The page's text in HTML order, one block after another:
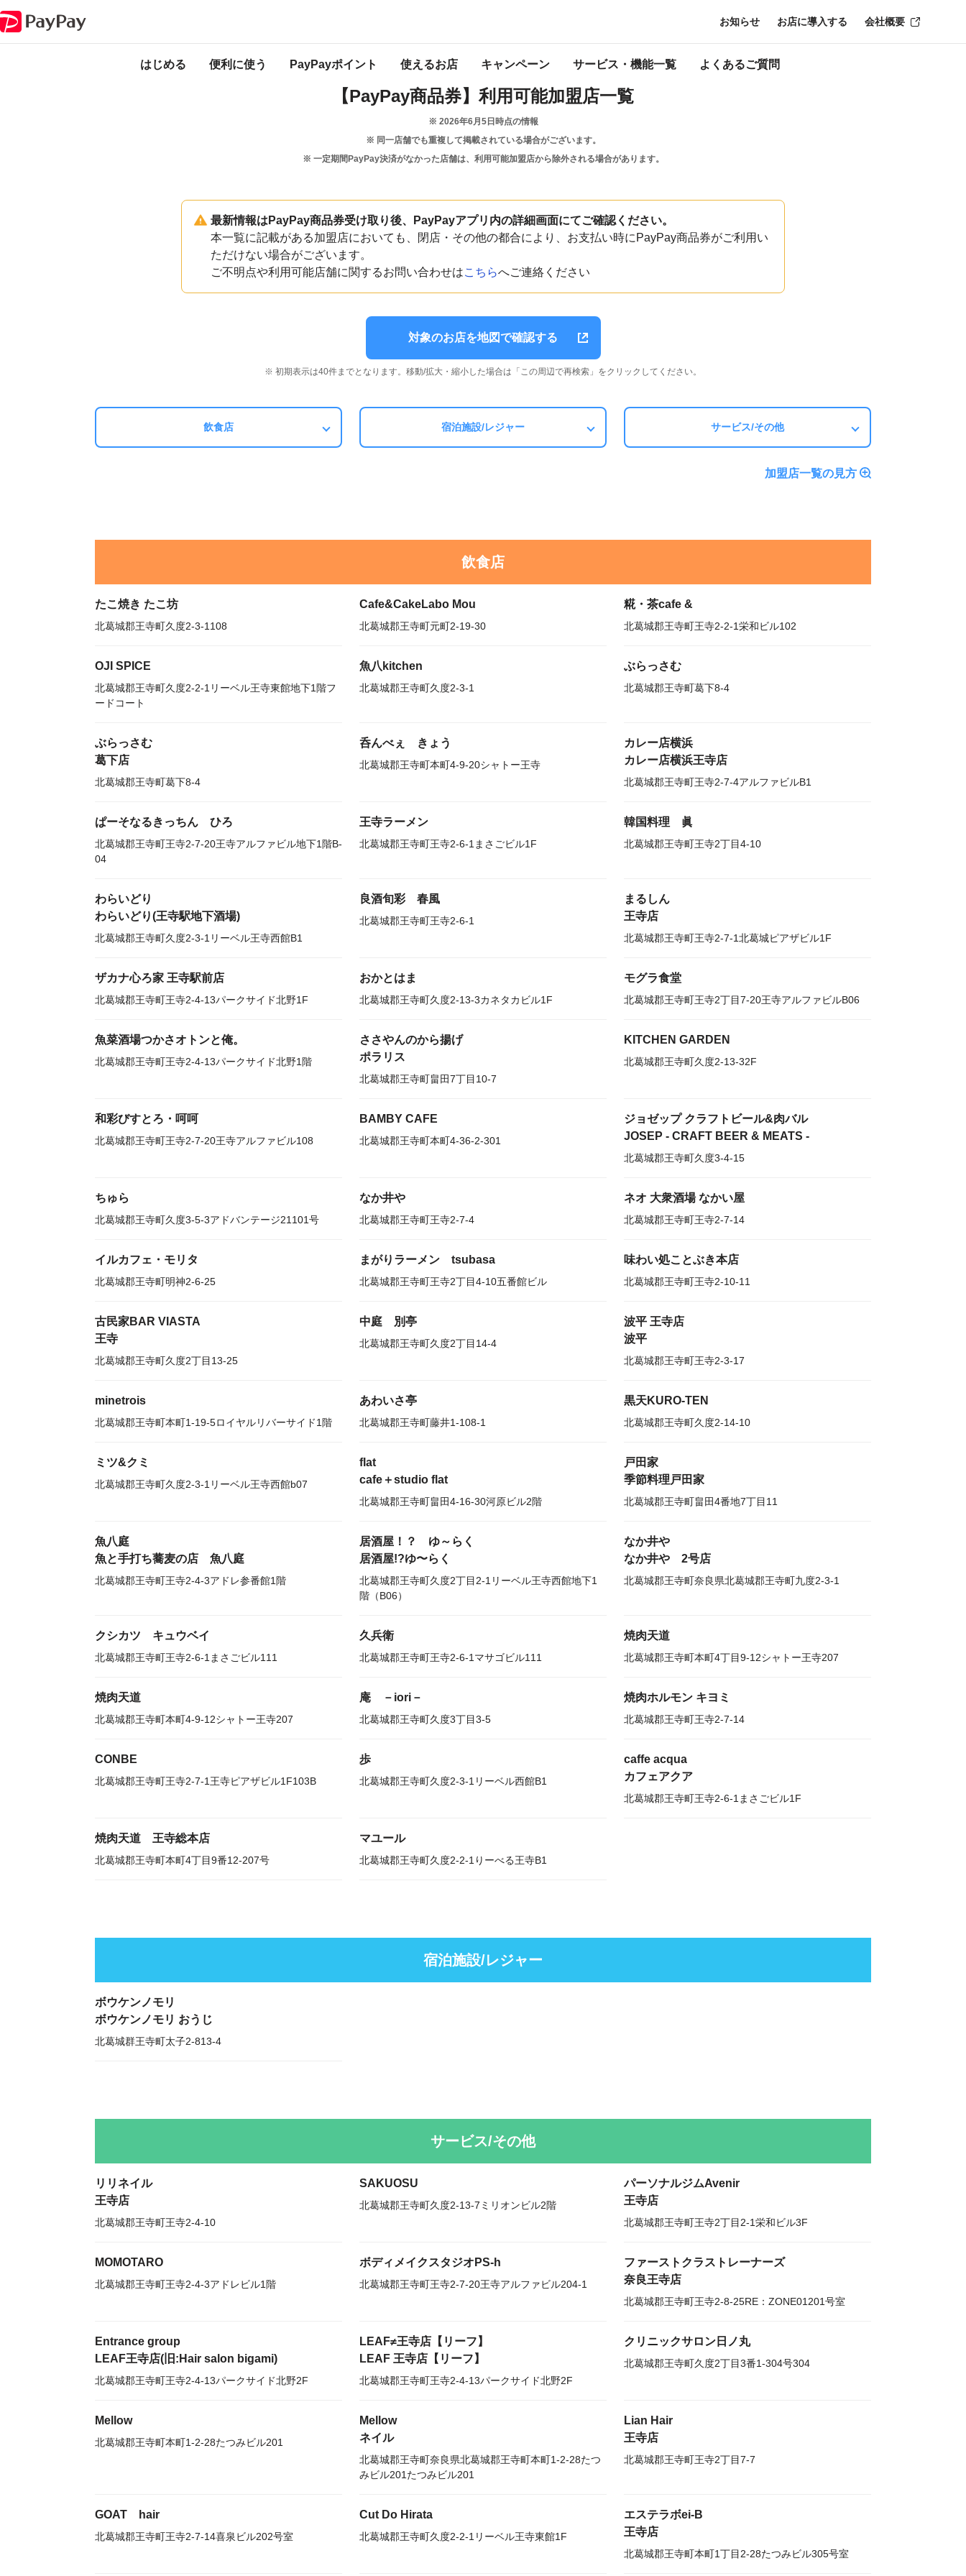
はじめる 便利に使う PayPayポイント 使えるお店 キャンペーン サービス・機能一覧 よくあるご質問
お知らせ お店に導入する 会社概要
奈良県 王寺町
【PayPay商品券】利用可能加盟店一覧
※ 2026年6月5日 時点の情報
※ 同一店舗でも重複して掲載されている場合がございます。
※ 一定期間PayPay決済がなかった店舗は、利用可能加盟店から除外される場合があります。
最新情報はPayPay商品券受け取り後、PayPayアプリ内の詳細画面にてご確認ください。
本一覧に記載がある加盟店においても、閉店・その他の都合により、お支払い時にPayPay商品券がご利用い
ただけない場合がございます。
ご不明点や利用可能店舗に関するお問い合わせはこちらへご連絡ください
対象のお店を地図で確認する
※ 初期表示は40件までとなります。移動/拡大・縮小した場合は「この周辺で再検索」をクリックしてください。
飲食店 宿泊施設/レジャー サービス/その他
加盟店一覧の見方
飲食店
たこ焼き たこ坊
北葛城郡王寺町久度2-3-1108
Cafe&CakeLabo Mou
北葛城郡王寺町元町2-19-30
糀・茶cafe &
北葛城郡王寺町王寺2-2-1栄和ビル102
OJI SPICE
北葛城郡王寺町久度2-2-1リーベル王寺東館地下1階フ
ードコート
魚八kitchen
北葛城郡王寺町久度2-3-1
ぶらっさむ
北葛城郡王寺町葛下8-4
ぶらっさむ
葛下店
北葛城郡王寺町葛下8-4
呑んべぇ きょう
北葛城郡王寺町本町4-9-20シャトー王寺
カレー店横浜
カレー店横浜王寺店
北葛城郡王寺町王寺2-7-4アルファビルB1
ぱーそなるきっちん ひろ
北葛城郡王寺町王寺2-7-20王寺アルファビル地下1階B-
04
王寺ラーメン
北葛城郡王寺町王寺2-6-1まさごビル1F
韓国料理 眞
北葛城郡王寺町王寺2丁目4-10
わらいどり
わらいどり(王寺駅地下酒場)
北葛城郡王寺町久度2-3-1リーベル王寺西館B1
良酒旬彩 春風
北葛城郡王寺町王寺2-6-1
まるしん
王寺店
北葛城郡王寺町王寺2-7-1北葛城ピアザビル1F
ザカナ心ろ家 王寺駅前店
北葛城郡王寺町王寺2-4-13パークサイド北野1F
おかとはま
北葛城郡王寺町久度2-13-3カネタカビル1F
モグラ食堂
北葛城郡王寺町王寺2丁目7-20王寺アルファビルB06
魚菜酒場つかさオトンと俺。
北葛城郡王寺町王寺2-4-13パークサイド北野1階
ささやんのから揚げ
ポラリス
北葛城郡王寺町畠田7丁目10-7
KITCHEN GARDEN
北葛城郡王寺町久度2-13-32F
和彩びすとろ・呵呵
北葛城郡王寺町王寺2-7-20王寺アルファビル108
BAMBY CAFE
北葛城郡王寺町本町4-36-2-301
ジョゼップ クラフトビール&肉バル
JOSEP - CRAFT BEER & MEATS -
北葛城郡王寺町久度3-4-15
ちゅら
北葛城郡王寺町久度3-5-3アドバンテージ21101号
なか井や
北葛城郡王寺町王寺2-7-4
ネオ 大衆酒場 なかい屋
北葛城郡王寺町王寺2-7-14
イルカフェ・モリタ
北葛城郡王寺町明神2-6-25
まがりラーメン tsubasa
北葛城郡王寺町王寺2丁目4-10五番館ビル
味わい処ことぶき本店
北葛城郡王寺町王寺2-10-11
古民家BAR VIASTA
王寺
北葛城郡王寺町久度2丁目13-25
中庭 別亭
北葛城郡王寺町久度2丁目14-4
波平 王寺店
波平
北葛城郡王寺町王寺2-3-17
minetrois
北葛城郡王寺町本町1-19-5ロイヤルリバーサイド1階
あわいさ亭
北葛城郡王寺町藤井1-108-1
黒天KURO-TEN
北葛城郡王寺町久度2-14-10
ミツ&クミ
北葛城郡王寺町久度2-3-1リーベル王寺西館b07
flat
cafe＋studio flat
北葛城郡王寺町畠田4-16-30河原ビル2階
戸田家
季節料理戸田家
北葛城郡王寺町畠田4番地7丁目11
魚八庭
魚と手打ち蕎麦の店 魚八庭
北葛城郡王寺町王寺2-4-3アドレ参番館1階
居酒屋！？ ゆ～らく
居酒屋!?ゆ〜らく
北葛城郡王寺町久度2丁目2-1リーベル王寺西館地下1
階（B06）
なか井や
なか井や 2号店
北葛城郡王寺町奈良県北葛城郡王寺町九度2-3-1
クシカツ キュウベイ
北葛城郡王寺町王寺2-6-1まさごビル111
久兵衛
北葛城郡王寺町王寺2-6-1マサゴビル111
焼肉天道
北葛城郡王寺町本町4丁目9‐12シャトー王寺207
焼肉天道
北葛城郡王寺町本町4-9-12シャトー王寺207
庵 －iori－
北葛城郡王寺町久度3丁目3-5
焼肉ホルモン キヨミ
北葛城郡王寺町王寺2-7-14
CONBE
北葛城郡王寺町王寺2-7-1王寺ピアザビル1F103B
歩
北葛城郡王寺町久度2-3-1リーベル西館B1
caffe acqua
カフェアクア
北葛城郡王寺町王寺2-6-1まさごビル1F
焼肉天道 王寺総本店
北葛城郡王寺町本町4丁目9番12-207号
マユール
北葛城郡王寺町久度2-2-1りーべる王寺B1
宿泊施設/レジャー
ボウケンノモリ
ボウケンノモリ おうじ
北葛城群王寺町太子2-813-4
サービス/その他
リリネイル
王寺店
北葛城郡王寺町王寺2-4-10
SAKUOSU
北葛城郡王寺町久度2-13-7ミリオンビル2階
パーソナルジムAvenir
王寺店
北葛城郡王寺町王寺2丁目2-1栄和ビル3F
MOMOTARO
北葛城郡王寺町王寺2-4-3アドレビル1階
ボディメイクスタジオPS-h
北葛城郡王寺町王寺2-7-20王寺アルファビル204-1
ファーストクラストレーナーズ
奈良王寺店
北葛城郡王寺町王寺2-8-25RE：ZONE01201号室
Entrance group
LEAF王寺店(旧:Hair salon bigami)
北葛城郡王寺町王寺2-4-13パークサイド北野2F
LEAF≠王寺店【リーフ】
LEAF 王寺店【リーフ】
北葛城郡王寺町王寺2-4-13パークサイド北野2F
クリニックサロン日ノ丸
北葛城郡王寺町久度2丁目3番1-304号304
Mellow
北葛城郡王寺町本町1-2-28たつみビル201
Mellow
ネイル
北葛城郡王寺町奈良県北葛城郡王寺町本町1-2-28たつ
みビル201たつみビル201
Lian Hair
王寺店
北葛城郡王寺町王寺2丁目7-7
GOAT hair
北葛城郡王寺町王寺2-7-14喜泉ビル202号室
Cut Do Hirata
北葛城郡王寺町久度2-2-1リーベル王寺東館1F
エステラボei-B
王寺店
北葛城郡王寺町本町1丁目2-28たつみビル305号室